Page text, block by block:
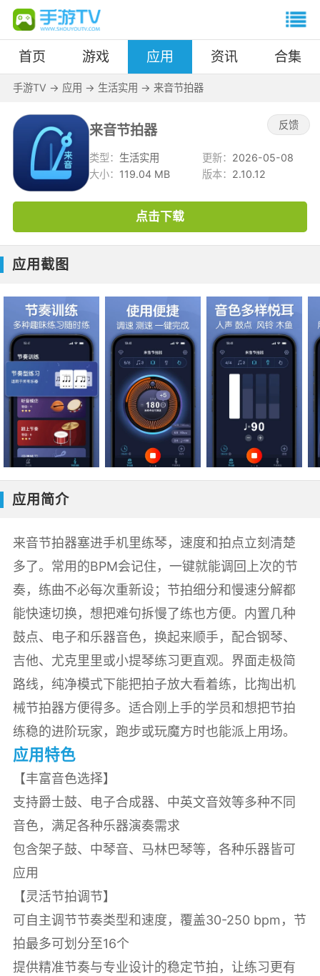
首页 游戏 应用 资讯 合集
手游TV -> 应用 -> 生活实用 -> 来音节拍器
来音节拍器 反馈
类型： 生活实用 更新： 2026-05-08
大小： 119.04 MB 版本： 2.10.12
点击下载
应用截图
应用简介
来音节拍器塞进手机里练琴，速度和拍点立刻清楚
多了。常用的BPM会记住，一键就能调回上次的节
奏，练曲不必每次重新设；节拍细分和慢速分解都
能快速切换，想把难句拆慢了练也方便。内置几种
鼓点、电子和乐器音色，换起来顺手，配合钢琴、
吉他、尤克里里或小提琴练习更直观。界面走极简
路线，纯净模式下能把拍子放大看着练，比掏出机
械节拍器方便得多。适合刚上手的学员和想把节拍
练稳的进阶玩家，跑步或玩魔方时也能派上用场。
应用特色
【丰富音色选择】
支持爵士鼓、电子合成器、中英文音效等多种不同
音色，满足各种乐器演奏需求
包含架子鼓、中琴音、马林巴琴等，各种乐器皆可
应用
【灵活节拍调节】
可自主调节节奏类型和速度，覆盖30-250 bpm，节
拍最多可划分至16个
提供精准节奏与专业设计的稳定节拍，让练习更有